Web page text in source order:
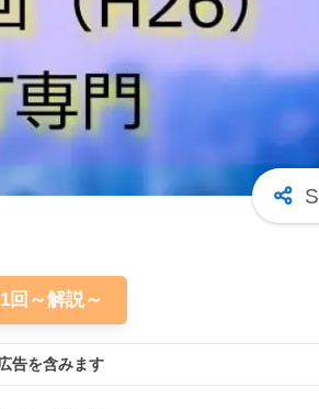
回～解説～
告を含みます